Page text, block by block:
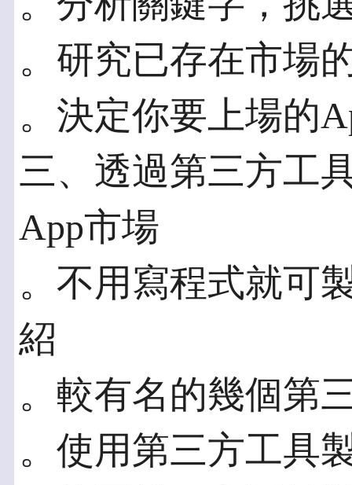
。研究已存在市場
。決定你要上場的
三、透過第三方工
App市場
。不用寫程式就可
紹
。較有名的幾個第
。使用第三方工具